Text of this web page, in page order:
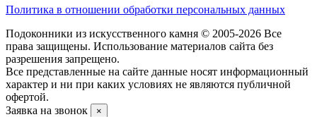
Политика в отношении обработки персональных данных
Подоконники из искусственного камня © 2005-2026 Все
права защищены. Использование материалов сайта без
разрешения запрещено.
Все представленные на сайте данные носят информационный
характер и ни при каких условиях не являются публичной
офертой.
Заявка на звонок
×